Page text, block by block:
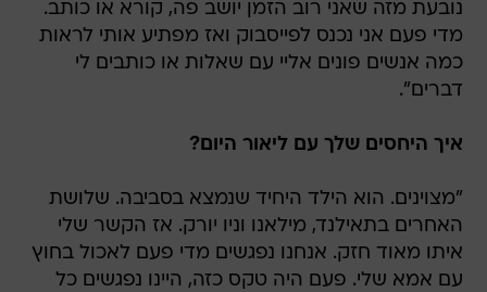
נובעת מזה שאני רוב הזמן יושב פה, קורא או כותב.
מדי פעם אני נכנס לפייסבוק ואז מפתיע אותי לראות
כמה אנשים פונים אליי עם שאלות או כותבים לי
דברים".
איך היחסים שלך עם ליאור היום?
"מצוינים. הוא הילד היחיד שנמצא בסביבה. שלושת
האחרים בתאילנד, מילאנו וניו יורק. אז הקשר שלי
איתו מאוד חזק. אנחנו נפגשים מדי פעם לאכול בחוץ
עם אמא שלי. פעם היה טקס כזה, היינו נפגשים כל